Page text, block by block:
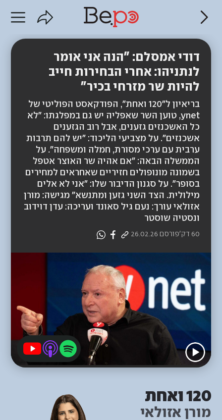
דודי אמסלם: "הנה אני אומר
לנתניהו: אחרי הבחירות חייב
להיות שר מזרחי בכיר"
בריאיון ל"120 ואחת", הפודקאסט הפוליטי של
ynet, טוען השר שאפליה יש גם במפלגתו: "לא
כל האשכנזים גזענים, אבל רוב הגזענים
אשכנזים". על מצביעי הליכוד: "יש להם תרבות
ערבית עם ערכי מסורת, חמלה ומשפחה". על
הממשלה הבאה: "אם אהיה שר האוצר אטפל
בשמונה מונופולים חזיריים שאחראים למחירים
בסופר". על סגנון הדיבור שלו: "אני לא אלים
מילולית. הצד השני גזען ומתנשא" מגישה: מורן
אזולאי עורך: נעם גיל סאונד ועריכה: עדן דוידוב
ונסטיה שוסטר
60 דק' פורסם 26.02.26
120 ואחת
מורן אזולאי